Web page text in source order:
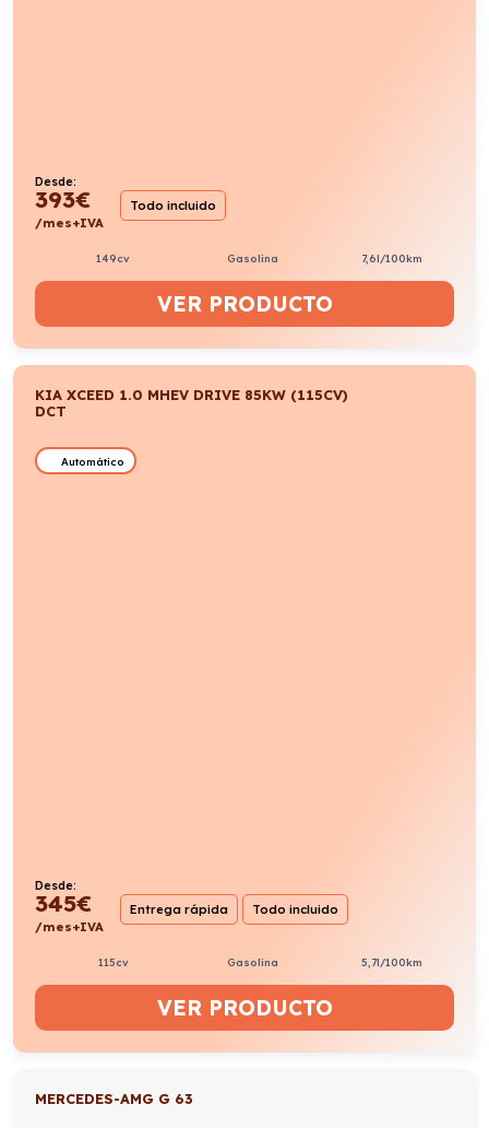
Desde:
393€
/mes+IVA
Todo incluido
149cv Gasolina 7,6l/100km
VER PRODUCTO
KIA XCEED 1.0 MHEV DRIVE 85KW (115CV)
DCT
Automático
Desde:
345€
/mes+IVA
Entrega rápida Todo incluido
115cv Gasolina 5,7l/100km
VER PRODUCTO
MERCEDES-AMG G 63